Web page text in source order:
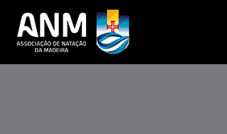
Pesquisar